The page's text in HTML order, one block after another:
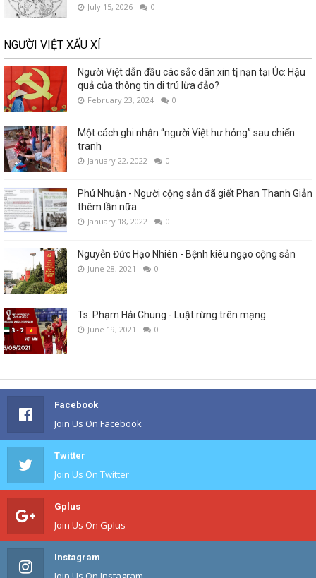
July 15, 2026 0
NGƯỜI VIỆT XẤU XÍ
Người Việt dẫn đầu các sắc dân xin tị nạn tại Úc: Hậu
quả của thông tin di trú lừa đảo?
February 23, 2024 0
Một cách ghi nhận “người Việt hư hỏng” sau chiến
tranh
January 22, 2022 0
Phú Nhuận - Người cộng sản đã giết Phan Thanh Giản
thêm lần nữa
January 18, 2022 0
Nguyễn Đức Hạo Nhiên - Bệnh kiêu ngạo cộng sản
June 28, 2021 0
Ts. Phạm Hải Chung - Luật rừng trên mạng
June 19, 2021 0
Facebook
Join Us On Facebook
Twitter
Join Us On Twitter
Gplus
Join Us On Gplus
Instagram